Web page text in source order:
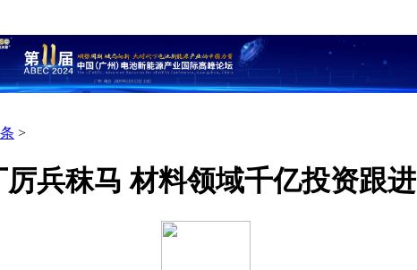
>
兵秣马 材料领域千亿投资跟进